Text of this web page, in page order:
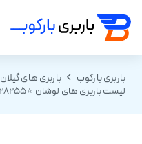
باربری بارکوب
باربری های گیلان
لیست باربری های لوشان ⭐️09114528255 جدول قیمت ها